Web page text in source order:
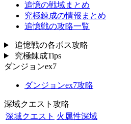
追憶の戦域まとめ
究極錬成の情報まとめ
追憶戦の攻略一覧
追憶戦の各ボス攻略
究極錬成Tips
ダンジョンex7
ダンジョンex7攻略
深域クエスト攻略
深域クエスト 火属性深域